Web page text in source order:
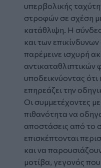
υπερβολικής
στροφών σε σχέση
κατάθλιψη. Η
και των
παρέμεινε ισχυρή
υποδεικνύοντας
επηρεάζει την
Οι συμμετέχοντες
πιθανότητα να
αποστάσεις από το
επισκέπτονται
και να
μοτίβα, γεγονός